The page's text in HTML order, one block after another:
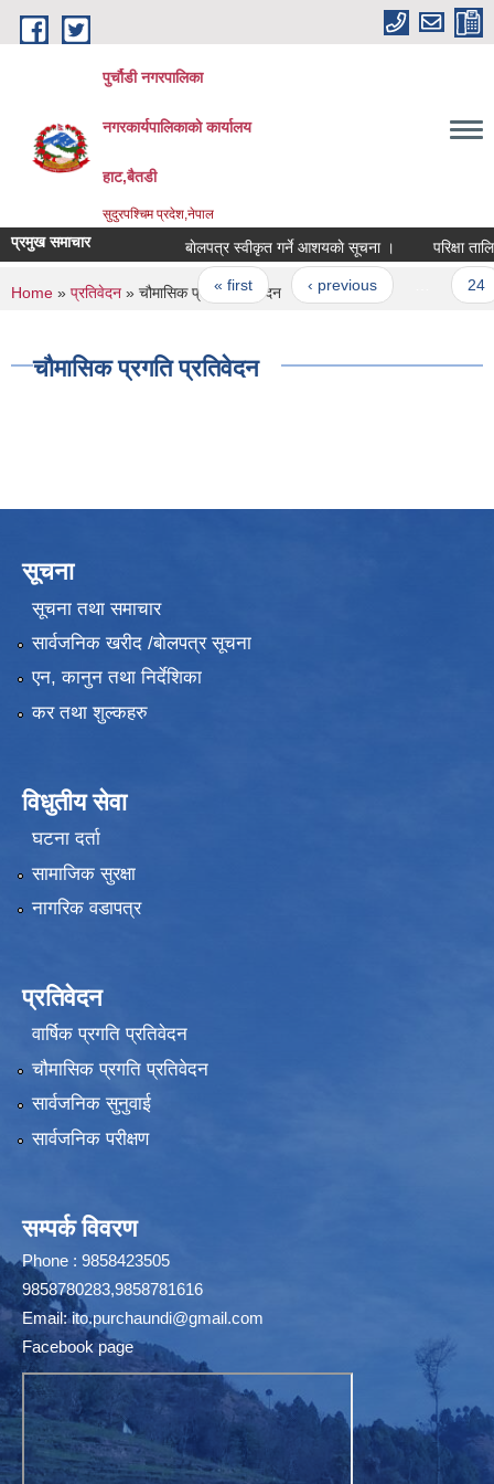
Skip to main content
पुर्चौडी नगरपालिका
नगरकार्यपालिकाकाे कार्यालय
हाट,बैतडी
सुदुरपश्चिम प्रदेश,नेपाल
प्रमुख समाचार बाेलपत्र स्वीकृत गर्ने आशयकाे सूचना । परिक्षा
Pages
« first ‹ previous 24
You are here
Home » प्रतिवेदन » चौमासिक प्रगति प्रतिवेदन
चौमासिक प्रगति प्रतिवेदन
सूचना
सूचना तथा समाचार
सार्वजनिक खरीद /बोलपत्र सूचना
एन, कानुन तथा निर्देशिका
कर तथा शुल्कहरु
विधुतीय सेवा
घटना दर्ता
सामाजिक सुरक्षा
नागरिक वडापत्र
प्रतिवेदन
वार्षिक प्रगति प्रतिवेदन
चौमासिक प्रगति प्रतिवेदन
सार्वजनिक सुनुवाई
सार्वजनिक परीक्षण
सम्पर्क विवरण
Phone : 9858423505
9858780283,9858781616
Email:ito.purchaundi@gmail.com
Facebook page